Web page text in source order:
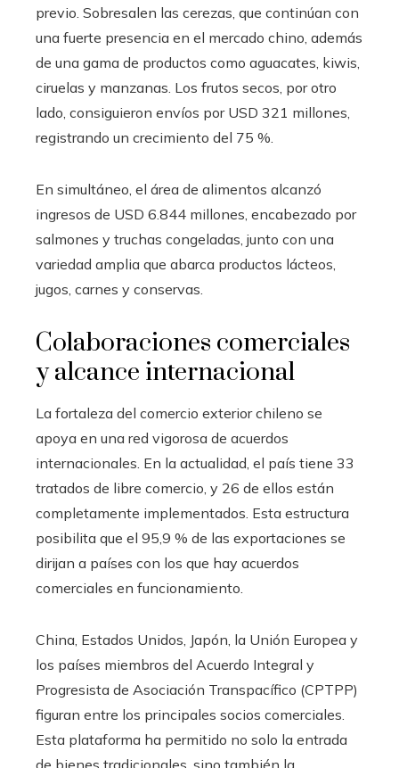
previo. Sobresalen las cerezas, que continúan con
una fuerte presencia en el mercado chino, además
de una gama de productos como aguacates, kiwis,
ciruelas y manzanas. Los frutos secos, por otro
lado, consiguieron envíos por USD 321 millones,
registrando un crecimiento del 75 %.
En simultáneo, el área de alimentos alcanzó
ingresos de USD 6.844 millones, encabezado por
salmones y truchas congeladas, junto con una
variedad amplia que abarca productos lácteos,
jugos, carnes y conservas.
Colaboraciones comerciales
y alcance internacional
La fortaleza del comercio exterior chileno se
apoya en una red vigorosa de acuerdos
internacionales. En la actualidad, el país tiene 33
tratados de libre comercio, y 26 de ellos están
completamente implementados. Esta estructura
posibilita que el 95,9 % de las exportaciones se
dirijan a países con los que hay acuerdos
comerciales en funcionamiento.
China, Estados Unidos, Japón, la Unión Europea y
los países miembros del Acuerdo Integral y
Progresista de Asociación Transpacífico (CPTPP)
figuran entre los principales socios comerciales.
Esta plataforma ha permitido no solo la entrada